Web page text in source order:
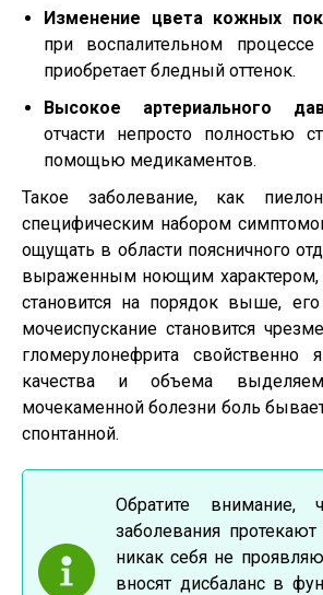
Изменение цвета кожных
при воспалительном
приобретает бледный оттенок.
Высокое артериального
отчасти непросто полностью
помощью медикаментов.
Такое заболевание, как
специфическим набором
ощущать в области поясничного
выраженным ноющим характером,
становится на порядок выше,
мочеиспускание становится
гломерулонефрита свойственно
качества и объема
мочекаменной болезни боль
спонтанной.
Обратите внимание,
заболевания
никак себя не
вносят дисбаланс в